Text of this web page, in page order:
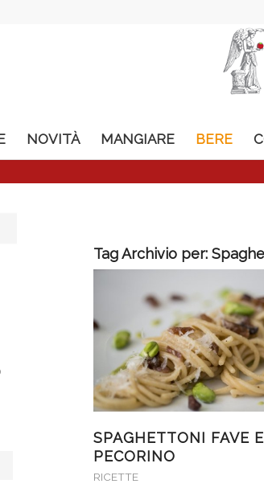
NOVITÀ MANGIARE BERE
Tag Archivio per:
SPAGHETTONI FAVE E
PECORINO
RICETTE